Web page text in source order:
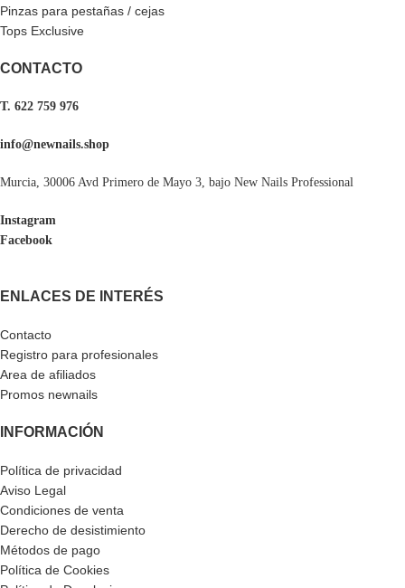
Pinzas para pestañas / cejas
Tops Exclusive
CONTACTO
T. 622 759 976
info@newnails.shop
Murcia, 30006 Avd Primero de Mayo 3, bajo New Nails Professional
Instagram
Facebook
ENLACES DE INTERÉS
Contacto
Registro para profesionales
Area de afiliados
Promos newnails
INFORMACIÓN
Política de privacidad
Aviso Legal
Condiciones de venta
Derecho de desistimiento
Métodos de pago
Política de Cookies